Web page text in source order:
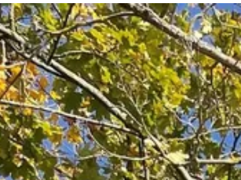
filă
nouă)